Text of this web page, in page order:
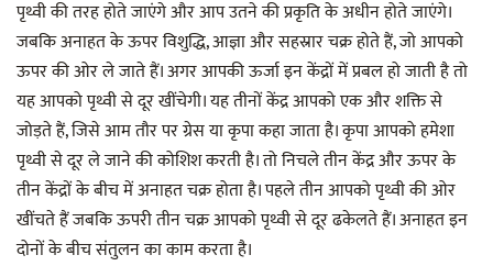
पृथ्वी की तरह होते जाएंगे और आप उतने की प्रकृति के अधीन होते जाएंगे।
जबकि अनाहत के ऊपर विशुद्धि, आज्ञा और सहस्रार चक्र होते हैं, जो आपको
ऊपर की ओर ले जाते हैं। अगर आपकी ऊर्जा इन केंद्रों में प्रबल हो जाती है तो
यह आपको पृथ्वी से दूर खींचेगी। यह तीनों केंद्र आपको एक और शक्ति से
जोड़ते हैं, जिसे आम तौर पर ग्रेस या कृपा कहा जाता है। कृपा आपको हमेशा
पृथ्वी से दूर ले जाने की कोशिश करती है। तो निचले तीन केंद्र और ऊपर के
तीन केंद्रों के बीच में अनाहत चक्र होता है। पहले तीन आपको पृथ्वी की ओर
खींचते हैं जबकि ऊपरी तीन चक्र आपको पृथ्वी से दूर ढकेलते हैं। अनाहत इन
दोनों के बीच संतुलन का काम करता है।